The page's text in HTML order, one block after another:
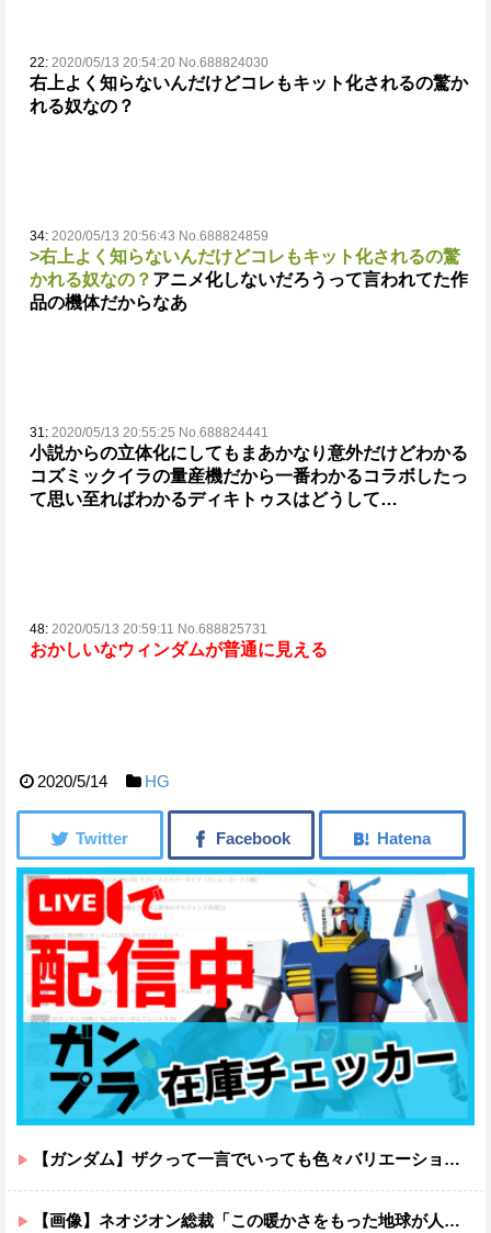
22: 2020/05/13 20:54:20 No.688824030
右上よく知らないんだけどコレもキット化されるの驚か
れる奴なの？
34: 2020/05/13 20:56:43 No.688824859
>右上よく知らないんだけどコレもキット化されるの驚
かれる奴なの？ アニメ化しないだろうって言われてた作
品の機体だからなあ
31: 2020/05/13 20:55:25 No.688824441
小説からの立体化にしてもまあかなり意外だけどわかる
コズミックイラの量産機だから一番わかるコラボしたっ
て思い至ればわかるディキトゥスはどうして…
48: 2020/05/13 20:59:11 No.688825731
おかしいなウィンダムが普通に見える
2020/5/14 HG
【ガンダム】ザクって一言でいっても色々バリエーションがあるよね
【画像】ネオジオン総裁「この暖かさをもった地球が人間さえ破壊するんだ（汗だく）」